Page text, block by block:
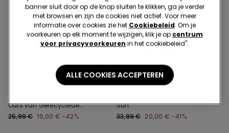
Outs van Gerecyclede
Microvezel
25,99 € 15,00 € -42%
1 Kleur
Sun
33,99 € 20,00 € -41%
banner sluit door op de knop sluiten te klikken, ga je verder
met browsen en zijn de cookies niet actief. Voor meer
informatie over cookies zie het Cookiebeleid. Om je
voorkeuren op elk moment te wijzigen, klik je op centrum
voor privacyvoorkeuren in het cookiebeleid".
ALLE COOKIES ACCEPTEREN